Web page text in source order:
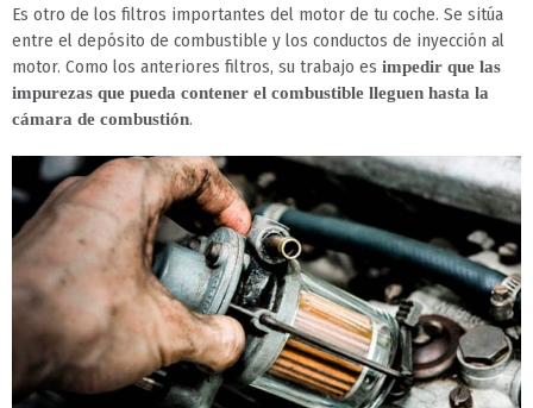
Es otro de los filtros importantes del motor de tu coche. Se sitúa
entre el depósito de combustible y los conductos de inyección al
motor. Como los anteriores filtros, su trabajo es impedir que las
impurezas que pueda contener el combustible lleguen hasta la
cámara de combustión.